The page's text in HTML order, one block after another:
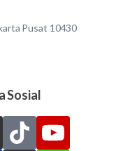
Pusat 10430
Sosial